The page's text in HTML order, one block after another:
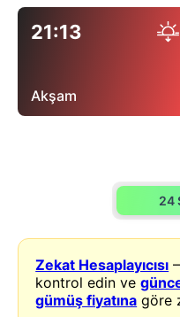
21:13
Akşam
24
Zekat Hesaplayıcısı
kontrol edin ve
gümüş fiyatına göre